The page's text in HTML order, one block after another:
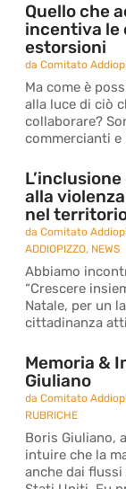
Quello che
incentiva le
estorsioni
daComitato
Ma come è
alla luce di ciò
collaborare?
commercianti
alla
nel
daComitato
ADDIOPIZZO, NEWS
Abbiamo
“Crescere
Natale, per un
cittadinanza
Memoria &
Giuliano
daComitato
RUBRICHE
Boris Giuliano,
intuire che la
anche dai